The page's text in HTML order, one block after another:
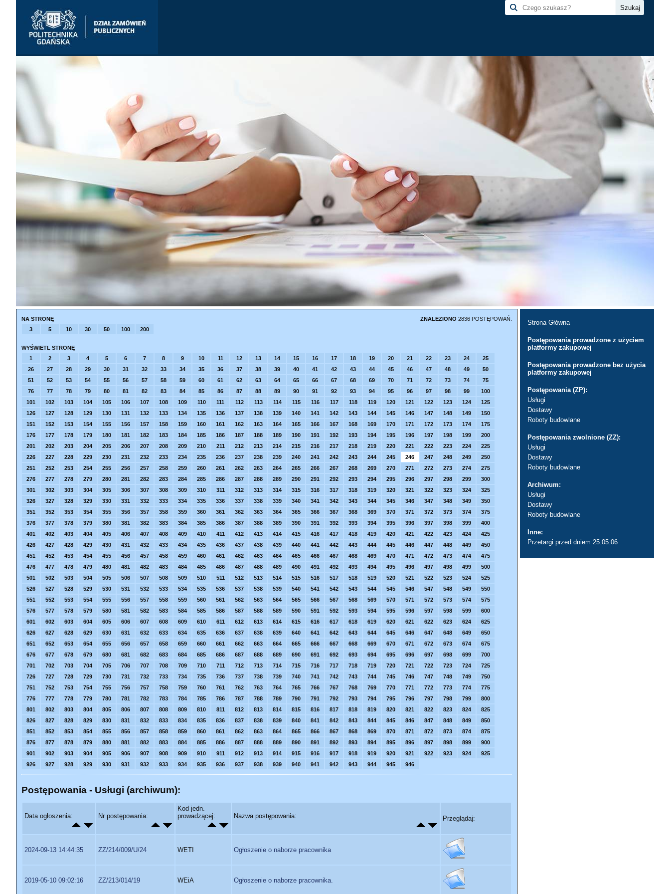
ZNALEZIONO 2836 POSTĘPOWAŃ.
NA STRONĘ
3
5 10 30 50 100 200
WYŚWIETL STRONĘ
1
2 3 4 5 6 7 8 9 10 11 12 13 14 15 16 17 18 19 20 21 22 23 24
25
26
27 28 29 30 31 32 33 34 35 36 37 38 39 40 41 42 43 44 45 46 47 48 49
50
51
52 53 54 55 56 57 58 59 60 61 62 63 64 65 66 67 68 69 70 71 72 73 74
75
76
77 78 79 80 81 82 83 84 85 86 87 88 89 90 91 92 93 94 95 96 97 98 99
100
101
102 103 104 105 106 107 108 109 110 111 112 113 114 115 116 117 118 119 120 121 122 123 124
125
126
127 128 129 130 131 132 133 134 135 136 137 138 139 140 141 142 143 144 145 146 147 148 149
150
151
152 153 154 155 156 157 158 159 160 161 162 163 164 165 166 167 168 169 170 171 172 173 174
175
176
177 178 179 180 181 182 183 184 185 186 187 188 189 190 191 192 193 194 195 196 197 198 199
200
201
202 203 204 205 206 207 208 209 210 211 212 213 214 215 216 217 218 219 220 221 222 223 224
225
226
227 228 229 230 231 232 233 234 235 236 237 238 239 240 241 242 243 244 245 246 247 248 249
250
251
252 253 254 255 256 257 258 259 260 261 262 263 264 265 266 267 268 269 270 271 272 273 274
275
276
277 278 279 280 281 282 283 284 285 286 287 288 289 290 291 292 293 294 295 296 297 298 299
300
301
302 303 304 305 306 307 308 309 310 311 312 313 314 315 316 317 318 319 320 321 322 323 324
325
326
327 328 329 330 331 332 333 334 335 336 337 338 339 340 341 342 343 344 345 346 347 348 349
350
351
352 353 354 355 356 357 358 359 360 361 362 363 364 365 366 367 368 369 370 371 372 373 374
375
376
377 378 379 380 381 382 383 384 385 386 387 388 389 390 391 392 393 394 395 396 397 398 399
400
401
402 403 404 405 406 407 408 409 410 411 412 413 414 415 416 417 418 419 420 421 422 423 424
425
426
427 428 429 430 431 432 433 434 435 436 437 438 439 440 441 442 443 444 445 446 447 448 449
450
451
452 453 454 455 456 457 458 459 460 461 462 463 464 465 466 467 468 469 470 471 472 473 474
475
476
477 478 479 480 481 482 483 484 485 486 487 488 489 490 491 492 493 494 495 496 497 498 499
500
501
502 503 504 505 506 507 508 509 510 511 512 513 514 515 516 517 518 519 520 521 522 523 524
525
526
527 528 529 530 531 532 533 534 535 536 537 538 539 540 541 542 543 544 545 546 547 548 549
550
551
552 553 554 555 556 557 558 559 560 561 562 563 564 565 566 567 568 569 570 571 572 573 574
575
576
577 578 579 580 581 582 583 584 585 586 587 588 589 590 591 592 593 594 595 596 597 598 599
600
601
602 603 604 605 606 607 608 609 610 611 612 613 614 615 616 617 618 619 620 621 622 623 624
625
626
627 628 629 630 631 632 633 634 635 636 637 638 639 640 641 642 643 644 645 646 647 648 649
650
651
652 653 654 655 656 657 658 659 660 661 662 663 664 665 666 667 668 669 670 671 672 673 674
675
676
677 678 679 680 681 682 683 684 685 686 687 688 689 690 691 692 693 694 695 696 697 698 699
700
701
702 703 704 705 706 707 708 709 710 711 712 713 714 715 716 717 718 719 720 721 722 723 724
725
726
727 728 729 730 731 732 733 734 735 736 737 738 739 740 741 742 743 744 745 746 747 748 749
750
751
752 753 754 755 756 757 758 759 760 761 762 763 764 765 766 767 768 769 770 771 772 773 774
775
776
777 778 779 780 781 782 783 784 785 786 787 788 789 790 791 792 793 794 795 796 797 798 799
800
801
802 803 804 805 806 807 808 809 810 811 812 813 814 815 816 817 818 819 820 821 822 823 824
825
826
827 828 829 830 831 832 833 834 835 836 837 838 839 840 841 842 843 844 845 846 847 848 849
850
851
852 853 854 855 856 857 858 859 860 861 862 863 864 865 866 867 868 869 870 871 872 873 874
875
876
877 878 879 880 881 882 883 884 885 886 887 888 889 890 891 892 893 894 895 896 897 898 899
900
901
902 903 904 905 906 907 908 909 910 911 912 913 914 915 916 917 918 919 920 921 922 923 924
925
926
927 928 929 930 931 932 933 934 935 936 937 938 939 940 941 942 943 944 945 946
Postępowania - Usługi (archiwum):
Data ogłoszenia: Nr postępowania:
Kod jedn.
prowadzącej:
Nazwa postępowania: Przeglądaj:
2024-09-13 14:44:35 ZZ/214/009/U/24 WETI Ogłoszenie o naborze pracownika
2019-05-10 09:02:16 ZZ/213/014/19 WEiA Ogłoszenie o naborze pracownika.
Strona Główna
Postępowania prowadzone z użyciem
platformy zakupowej
Postępowania prowadzone bez użycia
platformy zakupowej
Postępowania (ZP):
Usługi
Dostawy
Roboty budowlane
Postępowania zwolnione (ZZ):
Usługi
Dostawy
Roboty budowlane
Archiwum:
Usługi
Dostawy
Roboty budowlane
Inne:
Przetargi przed dniem 25.05.06